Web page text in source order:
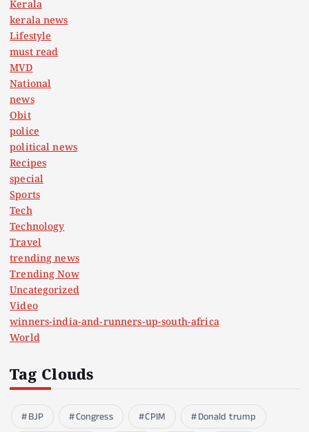
Kerala
kerala news
Lifestyle
must read
MVD
National
news
Obit
police
political news
Recipes
special
Sports
Tech
Technology
Travel
trending news
Trending Now
Uncategorized
Video
winners-india-and-runners-up-south-africa
World
Tag Clouds
BJP Congress CPIM
Donald trump